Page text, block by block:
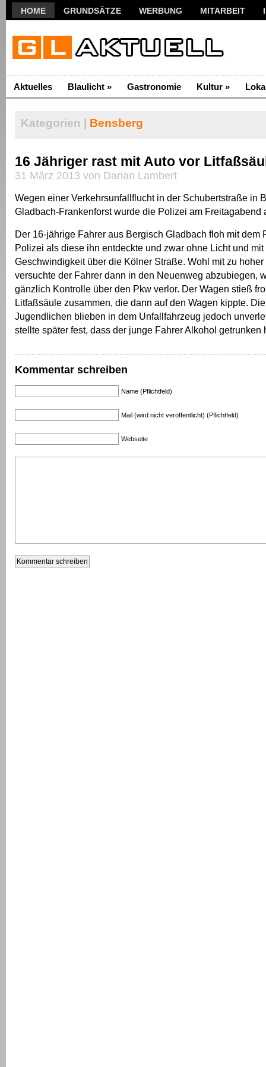
HOME GRUNDSÄTZE WERBUNG MITARBEIT
Aktuelles Blaulicht » Gastronomie Kultur »
Kategorien | Bensberg
16 Jähriger rast mit Auto vor
31 März 2013 von Darian Lambert
Wegen einer Verkehrsunfallflucht in der Schubertstraße in
Gladbach-Frankenforst wurde die Polizei am Freitagabend
Der 16-jährige Fahrer aus Bergisch Gladbach floh mit dem
Polizei als diese ihn entdeckte und zwar ohne Licht und mit
Geschwindigkeit über die Kölner Straße. Wohl mit zu
versuchte der Fahrer dann in den Neuenweg abzubiegen,
gänzlich Kontrolle über den Pkw verlor. Der Wagen stieß
Litfaßsäule zusammen, die dann auf den Wagen kippte.
Jugendlichen blieben in dem Unfallfahrzeug jedoch
stellte später fest, dass der junge Fahrer Alkohol getrunken
Kommentar schreiben
Name (Pflichtfeld)
Mail (wird nicht veröffentlicht) (Pflichtfeld)
Webseite